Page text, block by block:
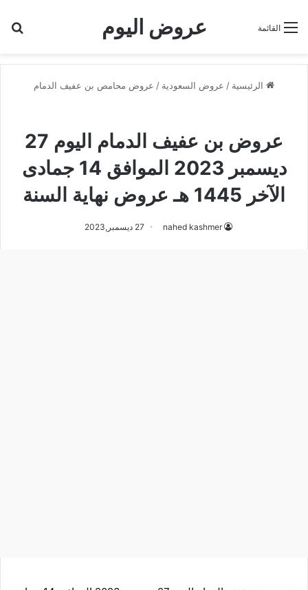
عروض اليوم القائمة
الرئيسية / عروض السعودية / عروض محامص بن عفيف الدمام
عروض بن عفيف الدمام اليوم 27
ديسمبر 2023 الموافق 14 جمادى
الآخر 1445 هـ عروض نهاية السنة
nahed kashmer 27 ديسمبر,2023